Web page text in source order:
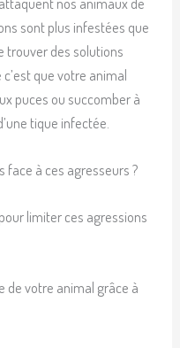
sont plus infestées que
trouver des solutions
que votre animal
puces ou succomber à
tique infectée.
face à ces agresseurs ?
limiter ces agressions
de votre animal grâce à